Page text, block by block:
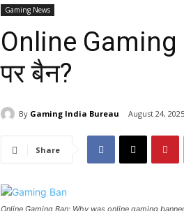
Gaming News
Online Gaming
पर बैन?
By Gaming India Bureau August 24, 2025
Share
Online Gaming Ban: Why was online gaming